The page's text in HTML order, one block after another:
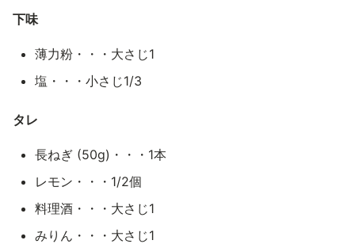
下味
薄力粉・・・大さじ1
塩・・・小さじ1/3
タレ
長ねぎ (50g)・・・1本
レモン・・・1/2個
料理酒・・・大さじ1
みりん・・・大さじ1